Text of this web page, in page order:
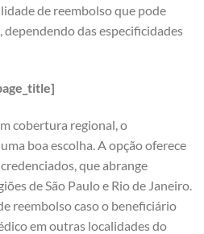
de reembolso que pode
das especificidades
cobertura regional, o
boa escolha. A opção oferece
que abrange
de São Paulo e Rio de Janeiro.
reembolso caso o beneficiário
em outras localidades do